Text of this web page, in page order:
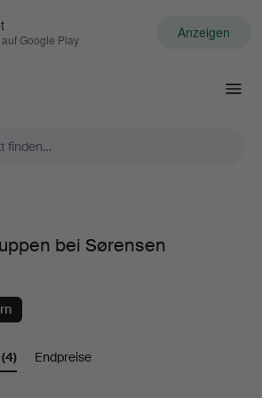
Google Play Anzeigen
bei Sørensen
(4) Endpreise